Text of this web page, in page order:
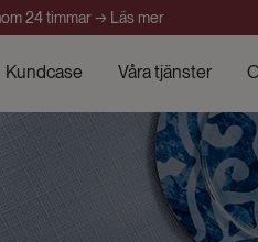
24 timmar → Läs mer
Kundcase Våra tjänster